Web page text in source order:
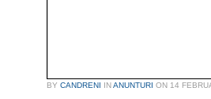
BY CANDRENI INANUNTURI ON 14